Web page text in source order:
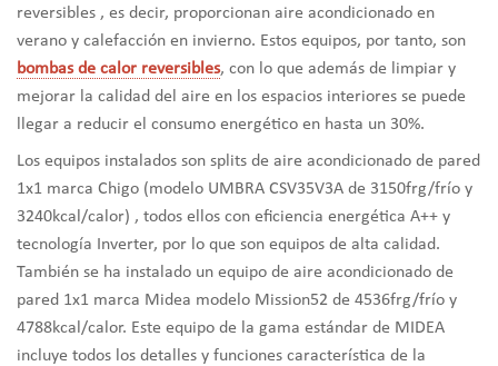
reversibles , es decir, proporcionan aire acondicionado en
verano y calefacción en invierno. Estos equipos, por tanto, son
bombas de calor reversibles, con lo que además de limpiar y
mejorar la calidad del aire en los espacios interiores se puede
llegar a reducir el consumo energético en hasta un 30%.
Los equipos instalados son splits de aire acondicionado de pared
1x1 marca Chigo (modelo UMBRA CSV35V3A de 3150frg/frío y
3240kcal/calor) , todos ellos con eficiencia energética A++ y
tecnología Inverter, por lo que son equipos de alta calidad.
También se ha instalado un equipo de aire acondicionado de
pared 1x1 marca Midea modelo Mission52 de 4536frg/frío y
4788kcal/calor. Este equipo de la gama estándar de MIDEA
incluye todos los detalles y funciones característica de la